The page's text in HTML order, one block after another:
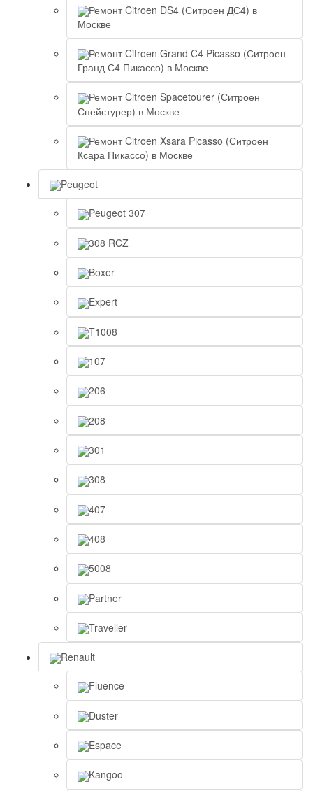
Ремонт Citroen DS4 (Ситроен ДС4) в
Москве
Ремонт Citroen Grand C4 Picasso (Ситроен
Гранд С4 Пикассо) в Москве
Ремонт Citroen Spacetourer (Ситроен
Спейстурер) в Москве
Ремонт Citroen Xsara Picasso (Ситроен
Ксара Пикассо) в Москве
Peugeot
Peugeot 307
308 RCZ
Boxer
Expert
T1008
107
206
208
301
308
407
408
5008
Partner
Traveller
Renault
Fluence
Duster
Espace
Kangoo